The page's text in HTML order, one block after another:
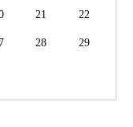
21 22
28 29